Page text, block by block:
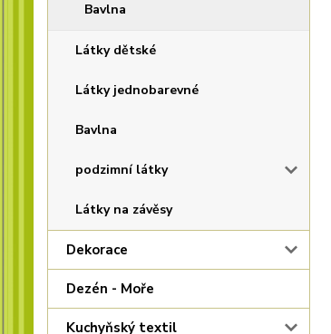
Bavlna
Látky dětské
Látky jednobarevné
Bavlna
podzimní látky
Látky na závěsy
Dekorace
Dezén - Moře
Kuchyňský textil